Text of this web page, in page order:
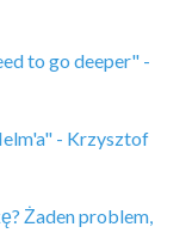
to go deeper" -
- Krzysztof
Żaden problem,